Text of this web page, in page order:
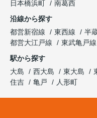
日本橋浜町
南葛西
沿線から探す
都営新宿線
東西線 半
都営大江戸線
東武亀戸線
駅から探す
大島
西大島 東大島
住吉
亀戸 人形町